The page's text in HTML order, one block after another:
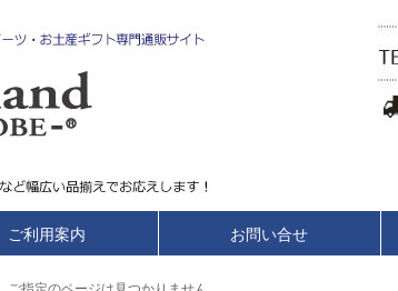
ご利用案内 お問い合せ